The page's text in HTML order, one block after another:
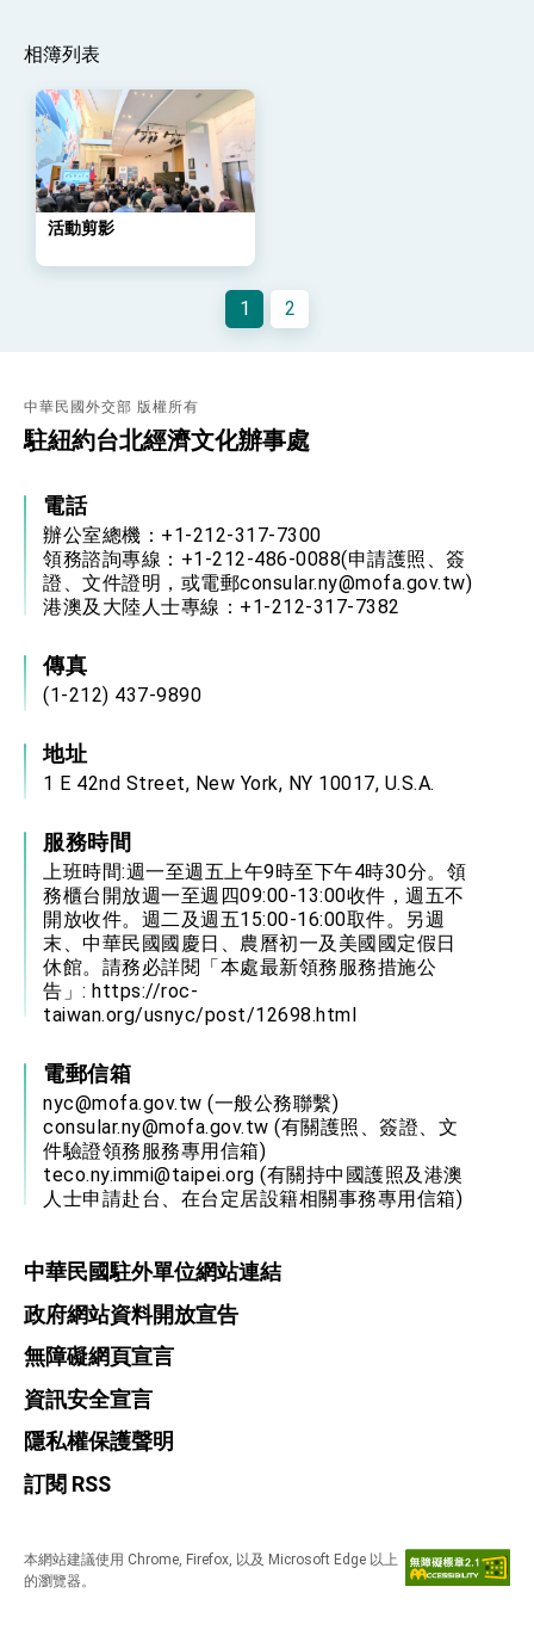
民調顯示多數國人滿意政府外交表現，高度支持
「總合外交」與台歐美日關係深化
總統以「韌性之島，希望之光」為題發表2026新
年談話
總統主持「守護民主台灣國安行動方案」記者
變局中 奮起的新臺灣 總統發表國慶演說
總統發表執政周年談話 盼面對未來挑戰 堅持
團結 迎風轉型 穩健前行
總統重要談話
外交部重要言論
相簿列表
活動剪影
1 2
中華民國外交部 版權所有
駐紐約台北經濟文化辦事處
電話
辦公室總機：+1-212-317-7300
領務諮詢專線：+1-212-486-0088(申請護照、簽
證、文件證明，或電郵consular.ny@mofa.gov.tw)
港澳及大陸人士專線：+1-212-317-7382
傳真
(1-212) 437-9890
地址
1 E 42nd Street, New York, NY 10017, U.S.A.
服務時間
上班時間:週一至週五上午9時至下午4時30分。領
務櫃台開放週一至週四09:00-13:00收件，週五不
開放收件。週二及週五15:00-16:00取件。另週
末、中華民國國慶日、農曆初一及美國國定假日
休館。請務必詳閱「本處最新領務服務措施公
告」: https://roc-
taiwan.org/usnyc/post/12698.html
電郵信箱
nyc@mofa.gov.tw (一般公務聯繫)
consular.ny@mofa.gov.tw (有關護照、簽證、文
件驗證領務服務專用信箱)
teco.ny.immi@taipei.org (有關持中國護照及港澳
人士申請赴台、在台定居設籍相關事務專用信箱)
中華民國駐外單位網站連結
政府網站資料開放宣告
無障礙網頁宣言
資訊安全宣言
隱私權保護聲明
訂閱 RSS
本網站建議使用 Chrome, Firefox, 以及 Microsoft Edge 以上
的瀏覽器。